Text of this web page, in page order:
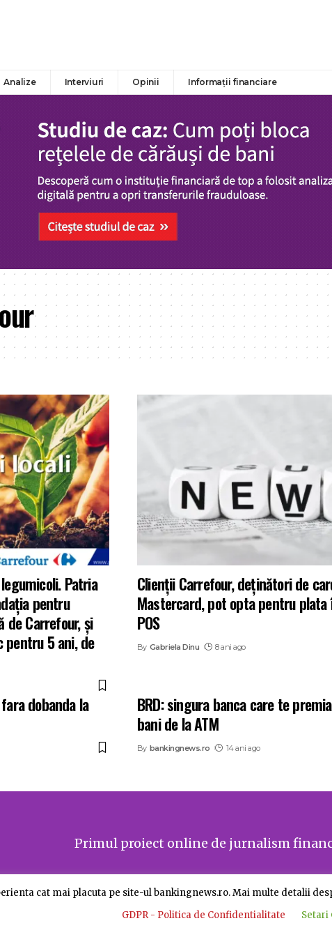
Analize Interviuri Opinii Informații financiare
Patria
pentru
de Carrefour, și
pentru 5 ani, de
Clienții Carrefour, deținători de
Mastercard, pot opta pentru
POS
By Gabriela Dinu 8 ani ago
dobanda la
BRD: singura banca care te
bani de la ATM
By bankingnews.ro 14 ani ago
Primul proiect online de jurnalism
cat mai placuta pe site-ul bankingnews.ro. Mai multe detalii
GDPR - Politica de Confidentialitate
Setari